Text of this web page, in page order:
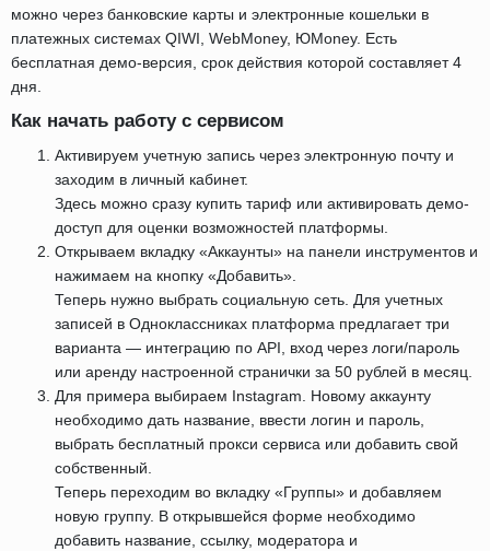
можно через банковские карты и электронные кошельки в
платежных системах QIWI, WebMoney, ЮMoney. Есть
бесплатная демо-версия, срок действия которой составляет 4
дня.
Как начать работу с сервисом
Активируем учетную запись через электронную почту и
заходим в личный кабинет.
Здесь можно сразу купить тариф или активировать демо-
доступ для оценки возможностей платформы.
Открываем вкладку «Аккаунты» на панели инструментов и
нажимаем на кнопку «Добавить».
Теперь нужно выбрать социальную сеть. Для учетных
записей в Одноклассниках платформа предлагает три
варианта — интеграцию по API, вход через логи/пароль
или аренду настроенной странички за 50 рублей в месяц.
Для примера выбираем Instagram. Новому аккаунту
необходимо дать название, ввести логин и пароль,
выбрать бесплатный прокси сервиса или добавить свой
собственный.
Теперь переходим во вкладку «Группы» и добавляем
новую группу. В открывшейся форме необходимо
добавить название, ссылку, модератора и